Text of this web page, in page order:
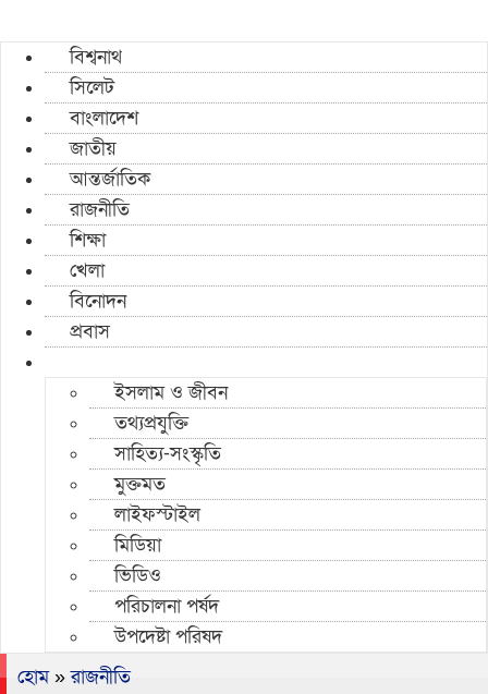
বিশ্বনাথ
সিলেট
বাংলাদেশ
জাতীয়
আন্তর্জাতিক
রাজনীতি
শিক্ষা
খেলা
বিনোদন
প্রবাস
ইসলাম ও জীবন
তথ্যপ্রযুক্তি
সাহিত্য-সংস্কৃতি
মুক্তমত
লাইফস্টাইল
মিডিয়া
ভিডিও
পরিচালনা পর্ষদ
উপদেষ্টা পরিষদ
হোম»রাজনীতি